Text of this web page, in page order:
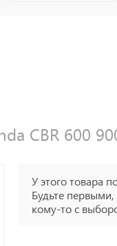
CBR 600
У этого товара
Будьте
кому-то с